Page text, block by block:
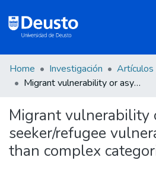
DeustoTeka
Communities
&
Collections
Home Investigación
Artículos
Migrant vulnerability or asylum seeker/refugee vulnerability?: more than complex categories
Migrant vulnerability
seeker/refugee
than complex